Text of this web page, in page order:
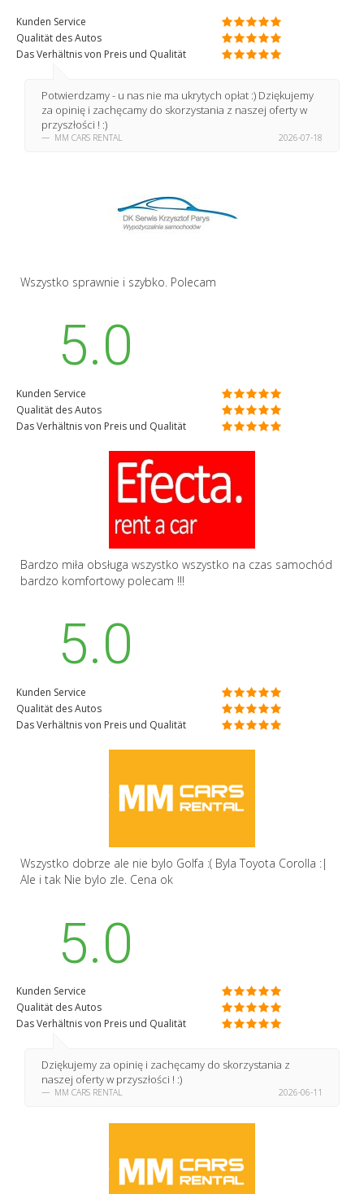
Kunden Service
Qualität des Autos
Das Verhältnis von Preis und Qualität
Potwierdzamy - u nas nie ma ukrytych opłat :) Dziękujemy
za opinię i zachęcamy do skorzystania z naszej oferty w
przyszłości ! :)
MM CARS RENTAL 2026-07-18
Wszystko sprawnie i szybko. Polecam
5.0
Kunden Service
Qualität des Autos
Das Verhältnis von Preis und Qualität
Bardzo miła obsługa wszystko wszystko na czas samochód
bardzo komfortowy polecam !!!
5.0
Kunden Service
Qualität des Autos
Das Verhältnis von Preis und Qualität
Wszystko dobrze ale nie bylo Golfa :( Byla Toyota Corolla :|
Ale i tak Nie bylo zle. Cena ok
5.0
Kunden Service
Qualität des Autos
Das Verhältnis von Preis und Qualität
Dziękujemy za opinię i zachęcamy do skorzystania z
naszej oferty w przyszłości ! :)
MM CARS RENTAL 2026-06-11